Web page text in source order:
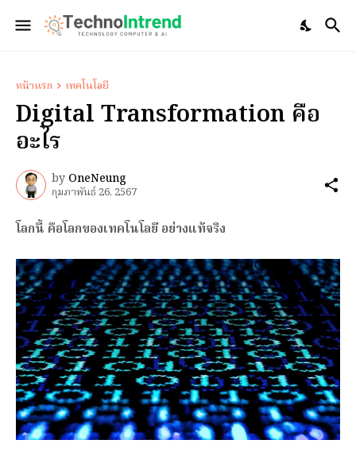
หน้าแรก เทคโนโลยี
Digital Transformation คือ
อะไร
by OneNeung
กุมภาพันธ์ 26, 2567
โลกนี้ คือโลกของเทคโนโลยี อย่างแท้จริง